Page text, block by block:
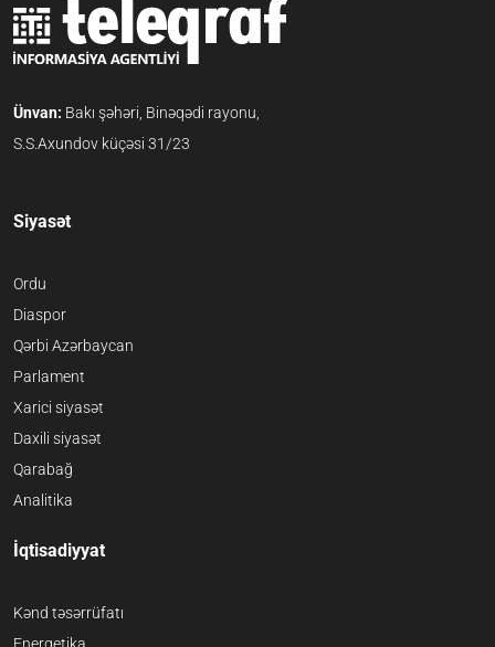
Ünvan: Bakı şəhəri, Binəqədi rayonu,
S.S.Axundov küçəsi 31/23
Siyasət
Ordu
Diaspor
Qərbi Azərbaycan
Parlament
Xarici siyasət
Daxili siyasət
Qarabağ
Analitika
İqtisadiyyat
Kənd təsərrüfatı